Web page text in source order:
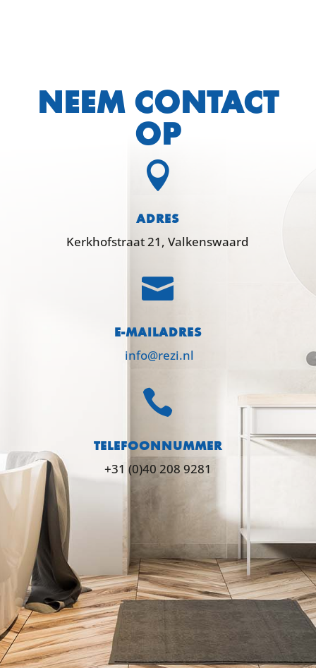
NEEM CONTACT
OP

ADRES
Kerkhofstraat 21, Valkenswaard

E-MAILADRES
info@rezi.nl

TELEFOONNUMMER
+31 (0)40 208 9281